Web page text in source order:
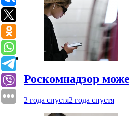
Роскомнадзор
2 года спустя2 года спустя